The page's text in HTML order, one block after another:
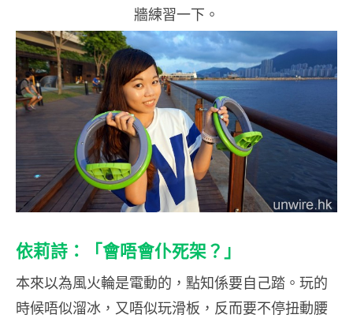
牆練習一下。
依莉詩：「會唔會仆死架？」
本來以為風火輪是電動的，點知係要自己踏。玩的
時候唔似溜冰，又唔似玩滑板，反而要不停扭動腰